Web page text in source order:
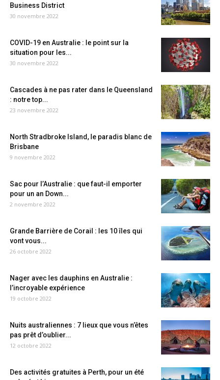
Business District
30 novembre 2022
COVID-19 en Australie : le point sur la
situation pour les...
30 novembre 2022
Cascades à ne pas rater dans le Queensland
: notre top...
23 novembre 2022
North Stradbroke Island, le paradis blanc de
Brisbane
9 novembre 2022
Sac pour l’Australie : que faut-il emporter
pour un an Down...
2 novembre 2022
Grande Barrière de Corail : les 10 îles qui
vont vous...
26 octobre 2022
Nager avec les dauphins en Australie :
l’incroyable expérience
19 octobre 2022
Nuits australiennes : 7 lieux que vous n’êtes
pas prêt d’oublier...
12 octobre 2022
Des activités gratuites à Perth, pour un été